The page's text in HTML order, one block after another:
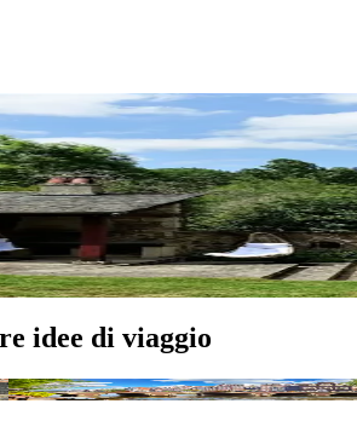
idee di viaggio?
in italiano. Ma non preoccuparti!
al massimo.
ogni viaggio indimenticabile, spazi
idee di viaggio
Cosa vedere in Olanda: le migliori città da